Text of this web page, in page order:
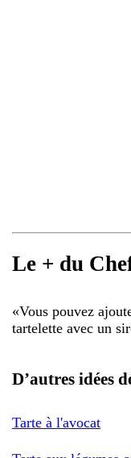
Le + du
«Vous pouvez
tartelette avec un
D’autres idées
Tarte à l'avocat